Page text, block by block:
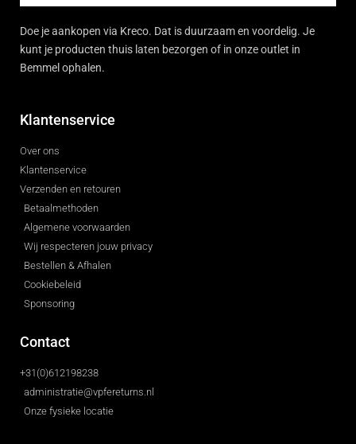
Doe je aankopen via Kreco. Dat is duurzaam en voordelig. Je
kunt je producten thuis laten bezorgen of in onze outlet in
Bemmel ophalen.
Klantenservice
Over ons
Klantenservice
Verzenden en retouren
Betaalmethoden
Algemene voorwaarden
Wij respecteren jouw privacy
Bestellen & Afhalen
Cookiebeleid
Sponsoring
Contact
+31(0)612198238
administratie@vpfereturns.nl
Onze fysieke locatie